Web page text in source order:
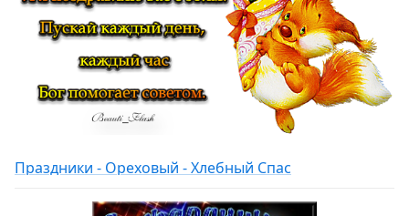
Праздники - Ореховый - Хлебный Спас